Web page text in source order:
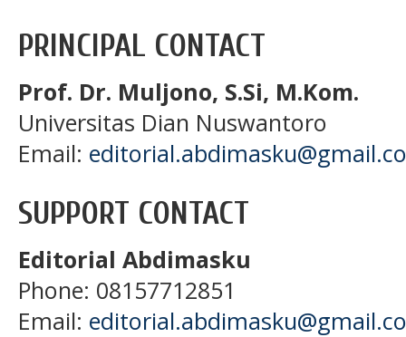
PRINCIPAL CONTACT
Prof. Dr. Muljono, S.Si, M.Kom.
Universitas Dian Nuswantoro
Email:
SUPPORT CONTACT
Editorial Abdimasku
Phone: 08157712851
Email: